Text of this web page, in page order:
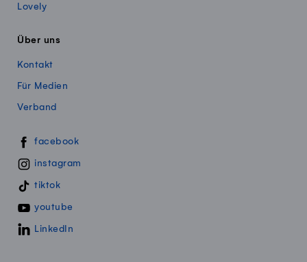
Lovely
Über uns
Kontakt
Für Medien
Verband
Swissmillk auf Social Media
facebook
instagram
tiktok
youtube
LinkedIn